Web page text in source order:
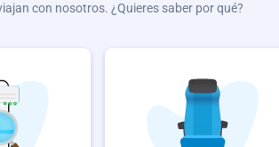
con nosotros. ¿Quieres saber por qué?